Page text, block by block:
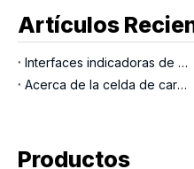
Artículos
Interfaces indicadoras de pesaje
Acerca de la celda de carga del pasador de carga
Productos